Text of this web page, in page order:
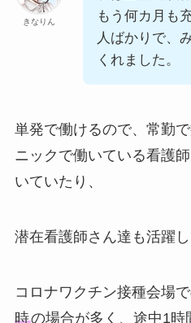
きなりん
もう何カ月も
人ばかりで、
くれました。
単発で働けるので、常勤
ニックで働いている看護
いていたり、
潜在看護師さん達も活躍し
コロナワクチン接種会場
時の場合が多く、途中1時